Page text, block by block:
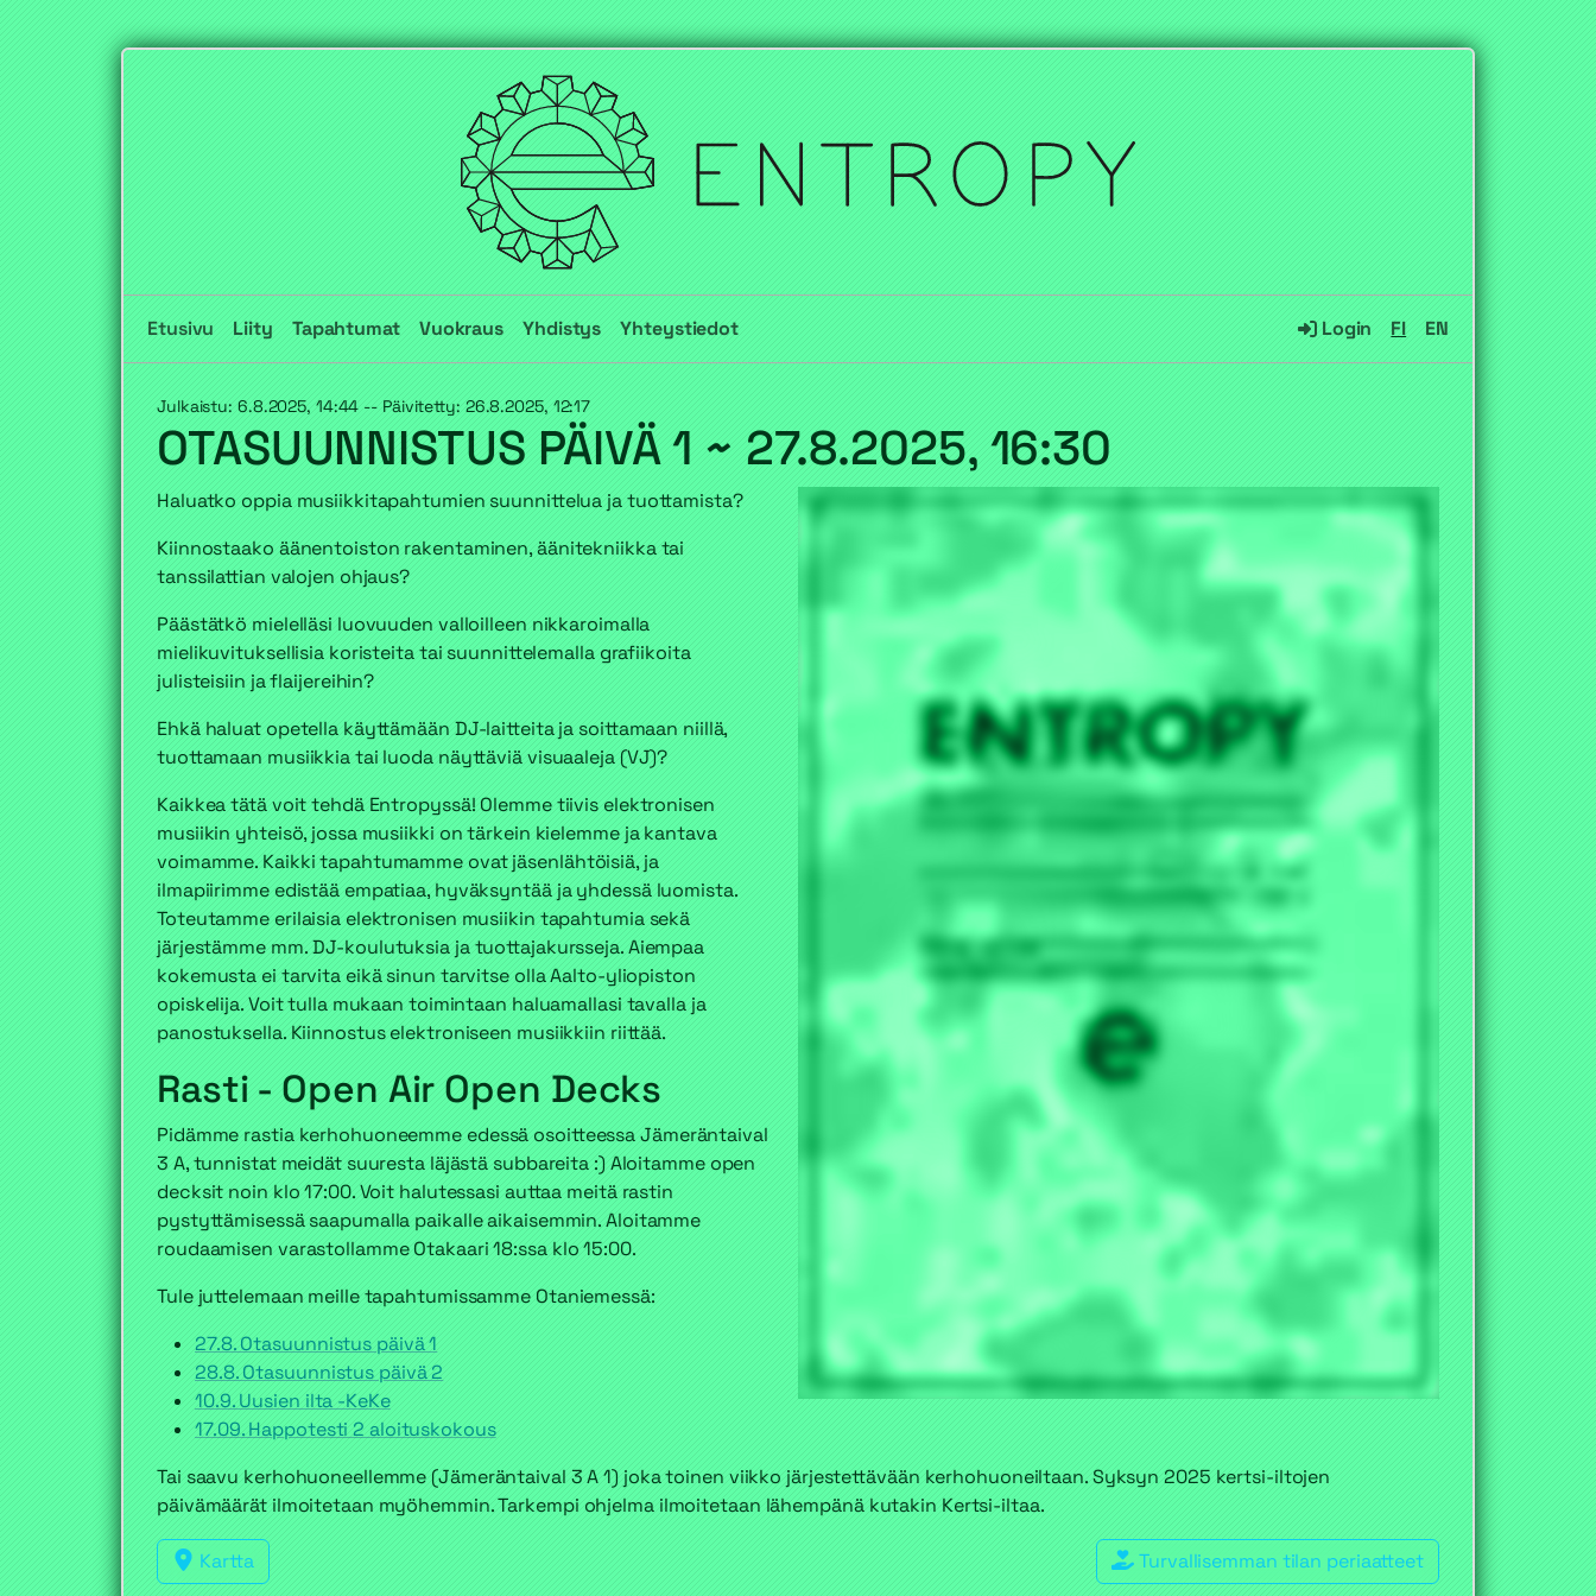
Etusivu Liity Tapahtumat Vuokraus Yhdistys Yhteystiedot Login FI EN
Julkaistu: 6.8.2025, 14:44 -- Päivitetty: 26.8.2025, 12:17
OTASUUNNISTUS PÄIVÄ 1 ~ 27.8.2025, 16:30
Haluatko oppia musiikkitapahtumien suunnittelua ja tuottamista?
Kiinnostaako äänentoiston rakentaminen, äänitekniikka tai
tanssilattian valojen ohjaus?
Päästätkö mielelläsi luovuuden valloilleen nikkaroimalla
mielikuvituksellisia koristeita tai suunnittelemalla grafiikoita
julisteisiin ja flaijereihin?
Ehkä haluat opetella käyttämään DJ-laitteita ja soittamaan niillä,
tuottamaan musiikkia tai luoda näyttäviä visuaaleja (VJ)?
Kaikkea tätä voit tehdä Entropyssä! Olemme tiivis elektronisen
musiikin yhteisö, jossa musiikki on tärkein kielemme ja kantava
voimamme. Kaikki tapahtumamme ovat jäsenlähtöisiä, ja
ilmapiirimme edistää empatiaa, hyväksyntää ja yhdessä luomista.
Toteutamme erilaisia elektronisen musiikin tapahtumia sekä
järjestämme mm. DJ-koulutuksia ja tuottajakursseja. Aiempaa
kokemusta ei tarvita eikä sinun tarvitse olla Aalto-yliopiston
opiskelija. Voit tulla mukaan toimintaan haluamallasi tavalla ja
panostuksella. Kiinnostus elektroniseen musiikkiin riittää.
Rasti - Open Air Open Decks
Pidämme rastia kerhohuoneemme edessä osoitteessa Jämeräntaival
3 A, tunnistat meidät suuresta läjästä subbareita :) Aloitamme open
decksit noin klo 17:00. Voit halutessasi auttaa meitä rastin
pystyttämisessä saapumalla paikalle aikaisemmin. Aloitamme
roudaamisen varastollamme Otakaari 18:ssa klo 15:00.
Tule juttelemaan meille tapahtumissamme Otaniemessä:
27.8. Otasuunnistus päivä 1
28.8. Otasuunnistus päivä 2
10.9. Uusien ilta -KeKe
17.09. Happotesti 2 aloituskokous
Tai saavu kerhohuoneellemme (Jämeräntaival 3 A 1) joka toinen viikko järjestettävään kerhohuoneiltaan. Syksyn 2025 kertsi-iltojen
päivämäärät ilmoitetaan myöhemmin. Tarkempi ohjelma ilmoitetaan lähempänä kutakin Kertsi-iltaa.
Kartta Turvallisemman tilan periaatteet